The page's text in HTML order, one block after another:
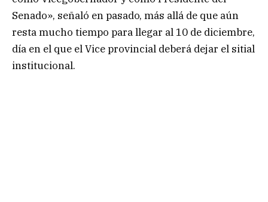
Senado», señaló en pasado, más allá de que aún
resta mucho tiempo para llegar al 10 de diciembre,
día en el que el Vice provincial deberá dejar el sitial
institucional.